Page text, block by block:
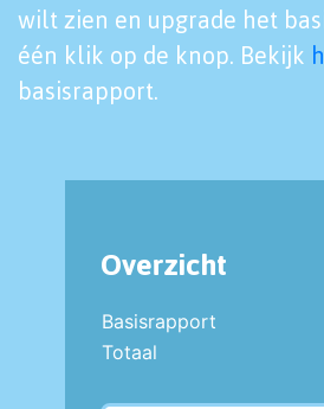
wilt zien en upgrade het
één klik op de knop. Bekijk
basisrapport.
Overzicht
Basisrapport
Totaal